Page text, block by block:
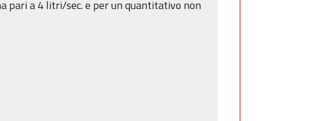
pari a 4 litri/sec. e per un quantitativo non